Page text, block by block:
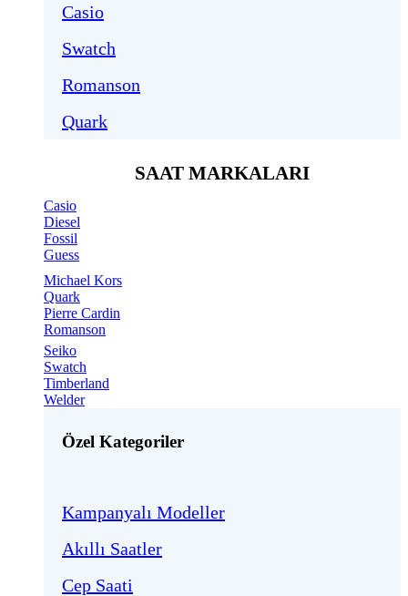
Casio
Swatch
Romanson
Quark
SAAT MARKALARI
Casio
Diesel
Fossil
Guess
Michael Kors
Quark
Pierre Cardin
Romanson
Seiko
Swatch
Timberland
Welder
Özel Kategoriler
Kampanyalı Modeller
Akıllı Saatler
Cep Saati